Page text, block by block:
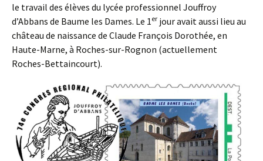
le travail des élèves du lycée professionnel Jouffroy
d’Abbans de Baume les Dames. Le 1 er jour avait aussi lieu au
château de naissance de Claude François Dorothée, en
Haute-Marne, à Roches-sur-Rognon (actuellement
Roches-Bettaincourt).